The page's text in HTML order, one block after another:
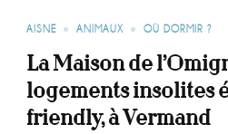
AISNE ANIMAUX OÙ DORMIR ?
La Maison de
logements insolites
friendly, à Vermand